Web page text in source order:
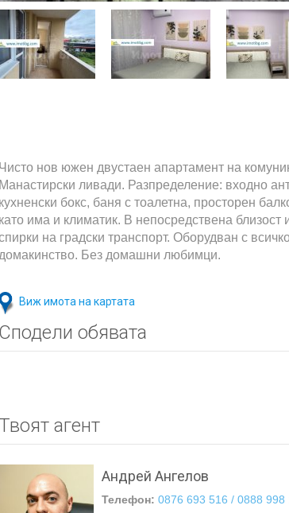
Чисто нов южен двустаен апартамент на
Манастирски ливади. Разпределение: входно
кухненски бокс, баня с тоалетна, просторен
като има и климатик. В непосредствена близост
на градски транспорт. Оборудван с
домакинство. Без домашни любимци.
Виж имота на картата
Сподели обявата
Твоят агент
Андрей Ангелов
Телефон: 0876 693 516 / 0888 998